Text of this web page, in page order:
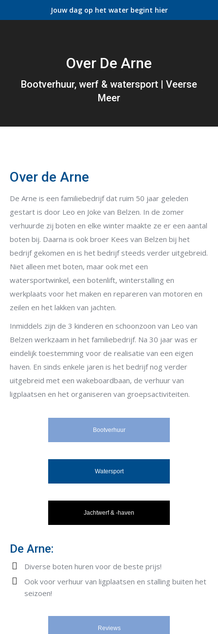
Over De Arne
Bootverhuur, werf & watersport | Veerse
Meer
Jouw dag op het water begint hier
Over de Arne
De Arne is een familiebedrijf dat ruim 50 jaar geleden
gestart is door Leo en Joke van Belzen. In de zomer
verhuurde zij boten en elke winter maakte ze er een aantal
boten bij. Daarna is ook broer Kees van Belzen bij het
bedrijf gekomen en is het bedrijf steeds verder uitgebreid.
Niet alleen met boten, maar ook met een
watersportwinkel, een botenlift, winterstalling en
werkplaats voor het maken en repareren van motoren en
zeilen en het lakken van jachten.
Inmiddels zijn de 3 kinderen en schoonzoon van Leo van
Belzen werkzaam in het familiebedrijf. Na 30 jaar was er
eindelijk toestemming voor de realisatie van een eigen
haven. En sinds enkele jaren is het bedrijf nog verder
uitgebreid met een wakeboardbaan, de verhuur van
ligplaatsen en het organiseren van groepsactiviteiten.
Bootverhuur
Watersport
Jachtwerf & -haven
De Arne:
Diverse boten huren voor de beste prijs!
Ook voor verhuur van ligplaatsen en stalling buiten het
seizoen!
Reviews